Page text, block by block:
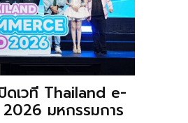
ดเวที Thailand e-
มหกรรมการ